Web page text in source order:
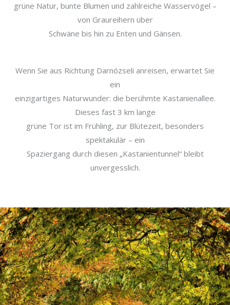
grüne Natur, bunte Blumen und zahlreiche Wasservögel –
von Graureihern über
Schwäne bis hin zu Enten und Gänsen.
Wenn Sie aus Richtung Darnózseli anreisen, erwartet Sie
ein
einzigartiges Naturwunder: die berühmte Kastanienallee.
Dieses fast 3 km lange
grüne Tor ist im Frühling, zur Blütezeit, besonders
spektakulär – ein
Spaziergang durch diesen „Kastanientunnel“ bleibt
unvergesslich.